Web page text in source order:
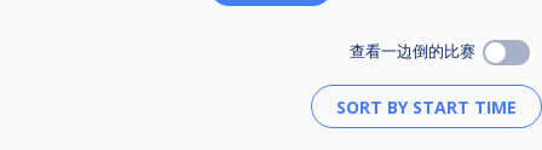
查看一边倒的比赛